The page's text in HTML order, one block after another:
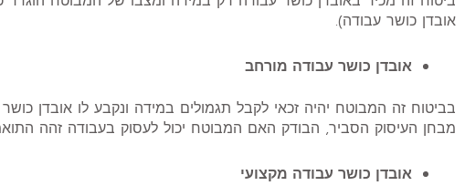
אובדן כושר עבודה).
אובדן כושר עבודה מורחב
מבחן העיסוק הסביר, הבודק האם המבוטח יכול לעסוק בעבודה זהה
אובדן כושר עבודה מקצועי